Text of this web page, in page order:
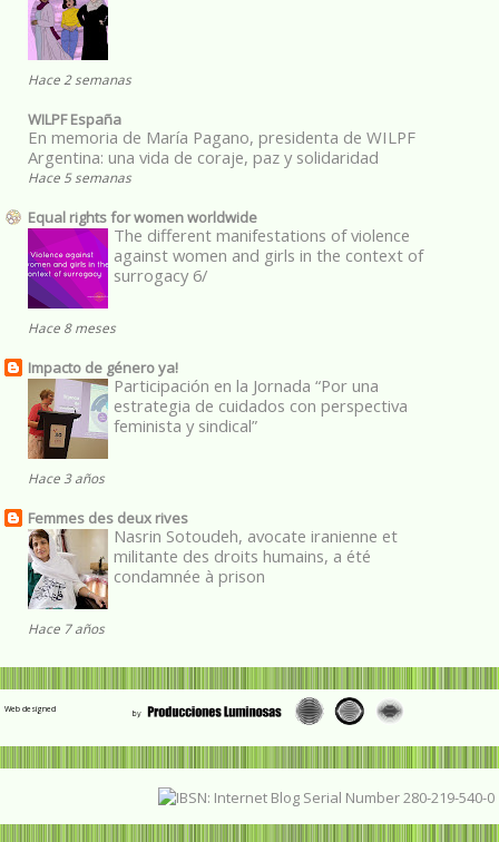
Hace 2 semanas
WILPF España
En memoria de María Pagano, presidenta de WILPF
Argentina: una vida de coraje, paz y solidaridad
Hace 5 semanas
Equal rights for women worldwide
The different manifestations of violence
against women and girls in the context of
surrogacy 6/
Hace 8 meses
Impacto de género ya!
Participación en la Jornada “Por una
estrategia de cuidados con perspectiva
feminista y sindical”
Hace 3 años
Femmes des deux rives
Nasrin Sotoudeh, avocate iranienne et
militante des droits humains, a été
condamnée à prison
Hace 7 años
Web designed